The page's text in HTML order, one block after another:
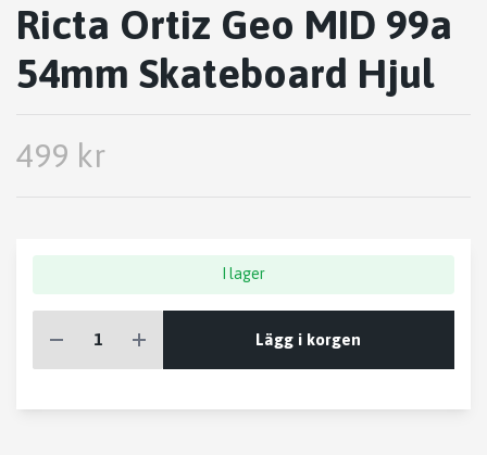
Ricta Ortiz Geo MID 99a
54mm Skateboard Hjul
499 kr
I lager
Lägg i korgen